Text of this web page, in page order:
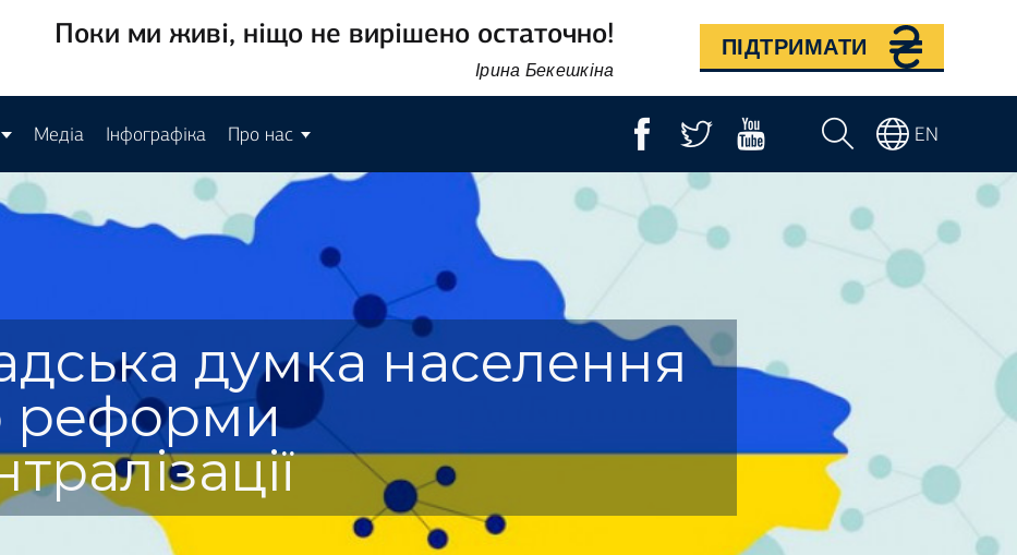
Поки ми живі, ніщо не вирішено остаточно!
Ірина Бекешкіна
ПІДТРИМАТИ
Медіа Інфографіка Про нас EN
думка населення
реформи